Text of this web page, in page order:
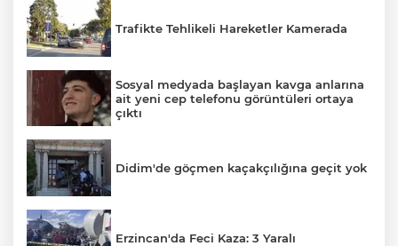
Trafikte Tehlikeli Hareketler Kamerada
Sosyal medyada başlayan kavga anlarına
ait yeni cep telefonu görüntüleri ortaya
çıktı
Didim'de göçmen kaçakçılığına geçit yok
Erzincan'da Feci Kaza: 3 Yaralı